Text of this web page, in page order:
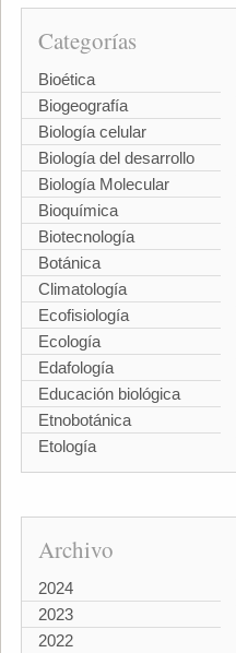
Categorías
Bioética
Biogeografía
Biología celular
Biología del desarrollo
Biología Molecular
Bioquímica
Biotecnología
Botánica
Climatología
Ecofisiología
Ecología
Edafología
Educación biológica
Etnobotánica
Etología
Archivo
2024
2023
2022